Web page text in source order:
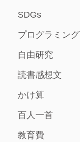
SDGs
プログラミング
自由研究
読書感想文
かけ算
百人一首
教育費